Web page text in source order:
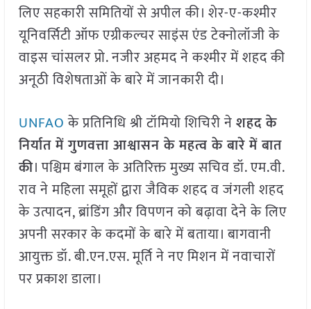
लिए सहकारी समितियों से अपील की। शेर-ए-कश्मीर
यूनिवर्सिटी ऑफ एग्रीकल्चर साइंस एंड टेक्नोलॉजी के
वाइस चांसलर प्रो. नजीर अहमद ने कश्मीर में शहद की
अनूठी विशेषताओं के बारे में जानकारी दी।
UNFAOके प्रतिनिधि श्री टॉमियो शिचिरी नेशहद के
निर्यात में गुणवत्ता आश्वासन के महत्व के बारे में बात
की। पश्चिम बंगाल के अतिरिक्त मुख्य सचिव डॉ. एम.वी.
राव ने महिला समूहों द्वारा जैविक शहद व जंगली शहद
के उत्पादन, ब्रांडिंग और विपणन को बढ़ावा देने के लिए
अपनी सरकार के कदमों के बारे में बताया। बागवानी
आयुक्त डॉ. बी.एन.एस. मूर्ति ने नए मिशन में नवाचारों
पर प्रकाश डाला।